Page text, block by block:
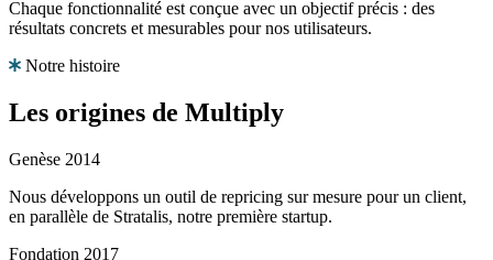
Chaque fonctionnalité est conçue avec un objectif précis : des
résultats concrets et mesurables pour nos utilisateurs.
Notre histoire
Les origines de Multiply
Genèse 2014
Nous développons un outil de repricing sur mesure pour un client,
en parallèle de Stratalis, notre première startup.
Fondation 2017